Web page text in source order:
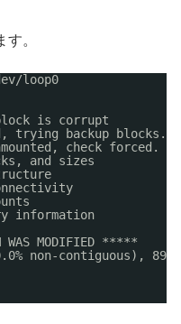
。
loop0
is corrupt
trying backup blocks...
check forced.
and sizes
information
MODIFIED *****
non-contiguous), 8913